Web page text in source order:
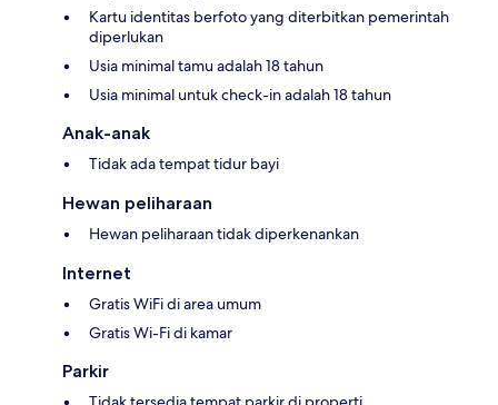
Kartu identitas berfoto yang diterbitkan pemerintah
diperlukan
Usia minimal tamu adalah 18 tahun
Usia minimal untuk check-in adalah 18 tahun
Anak-anak
Tidak ada tempat tidur bayi
Hewan peliharaan
Hewan peliharaan tidak diperkenankan
Internet
Gratis WiFi di area umum
Gratis Wi-Fi di kamar
Parkir